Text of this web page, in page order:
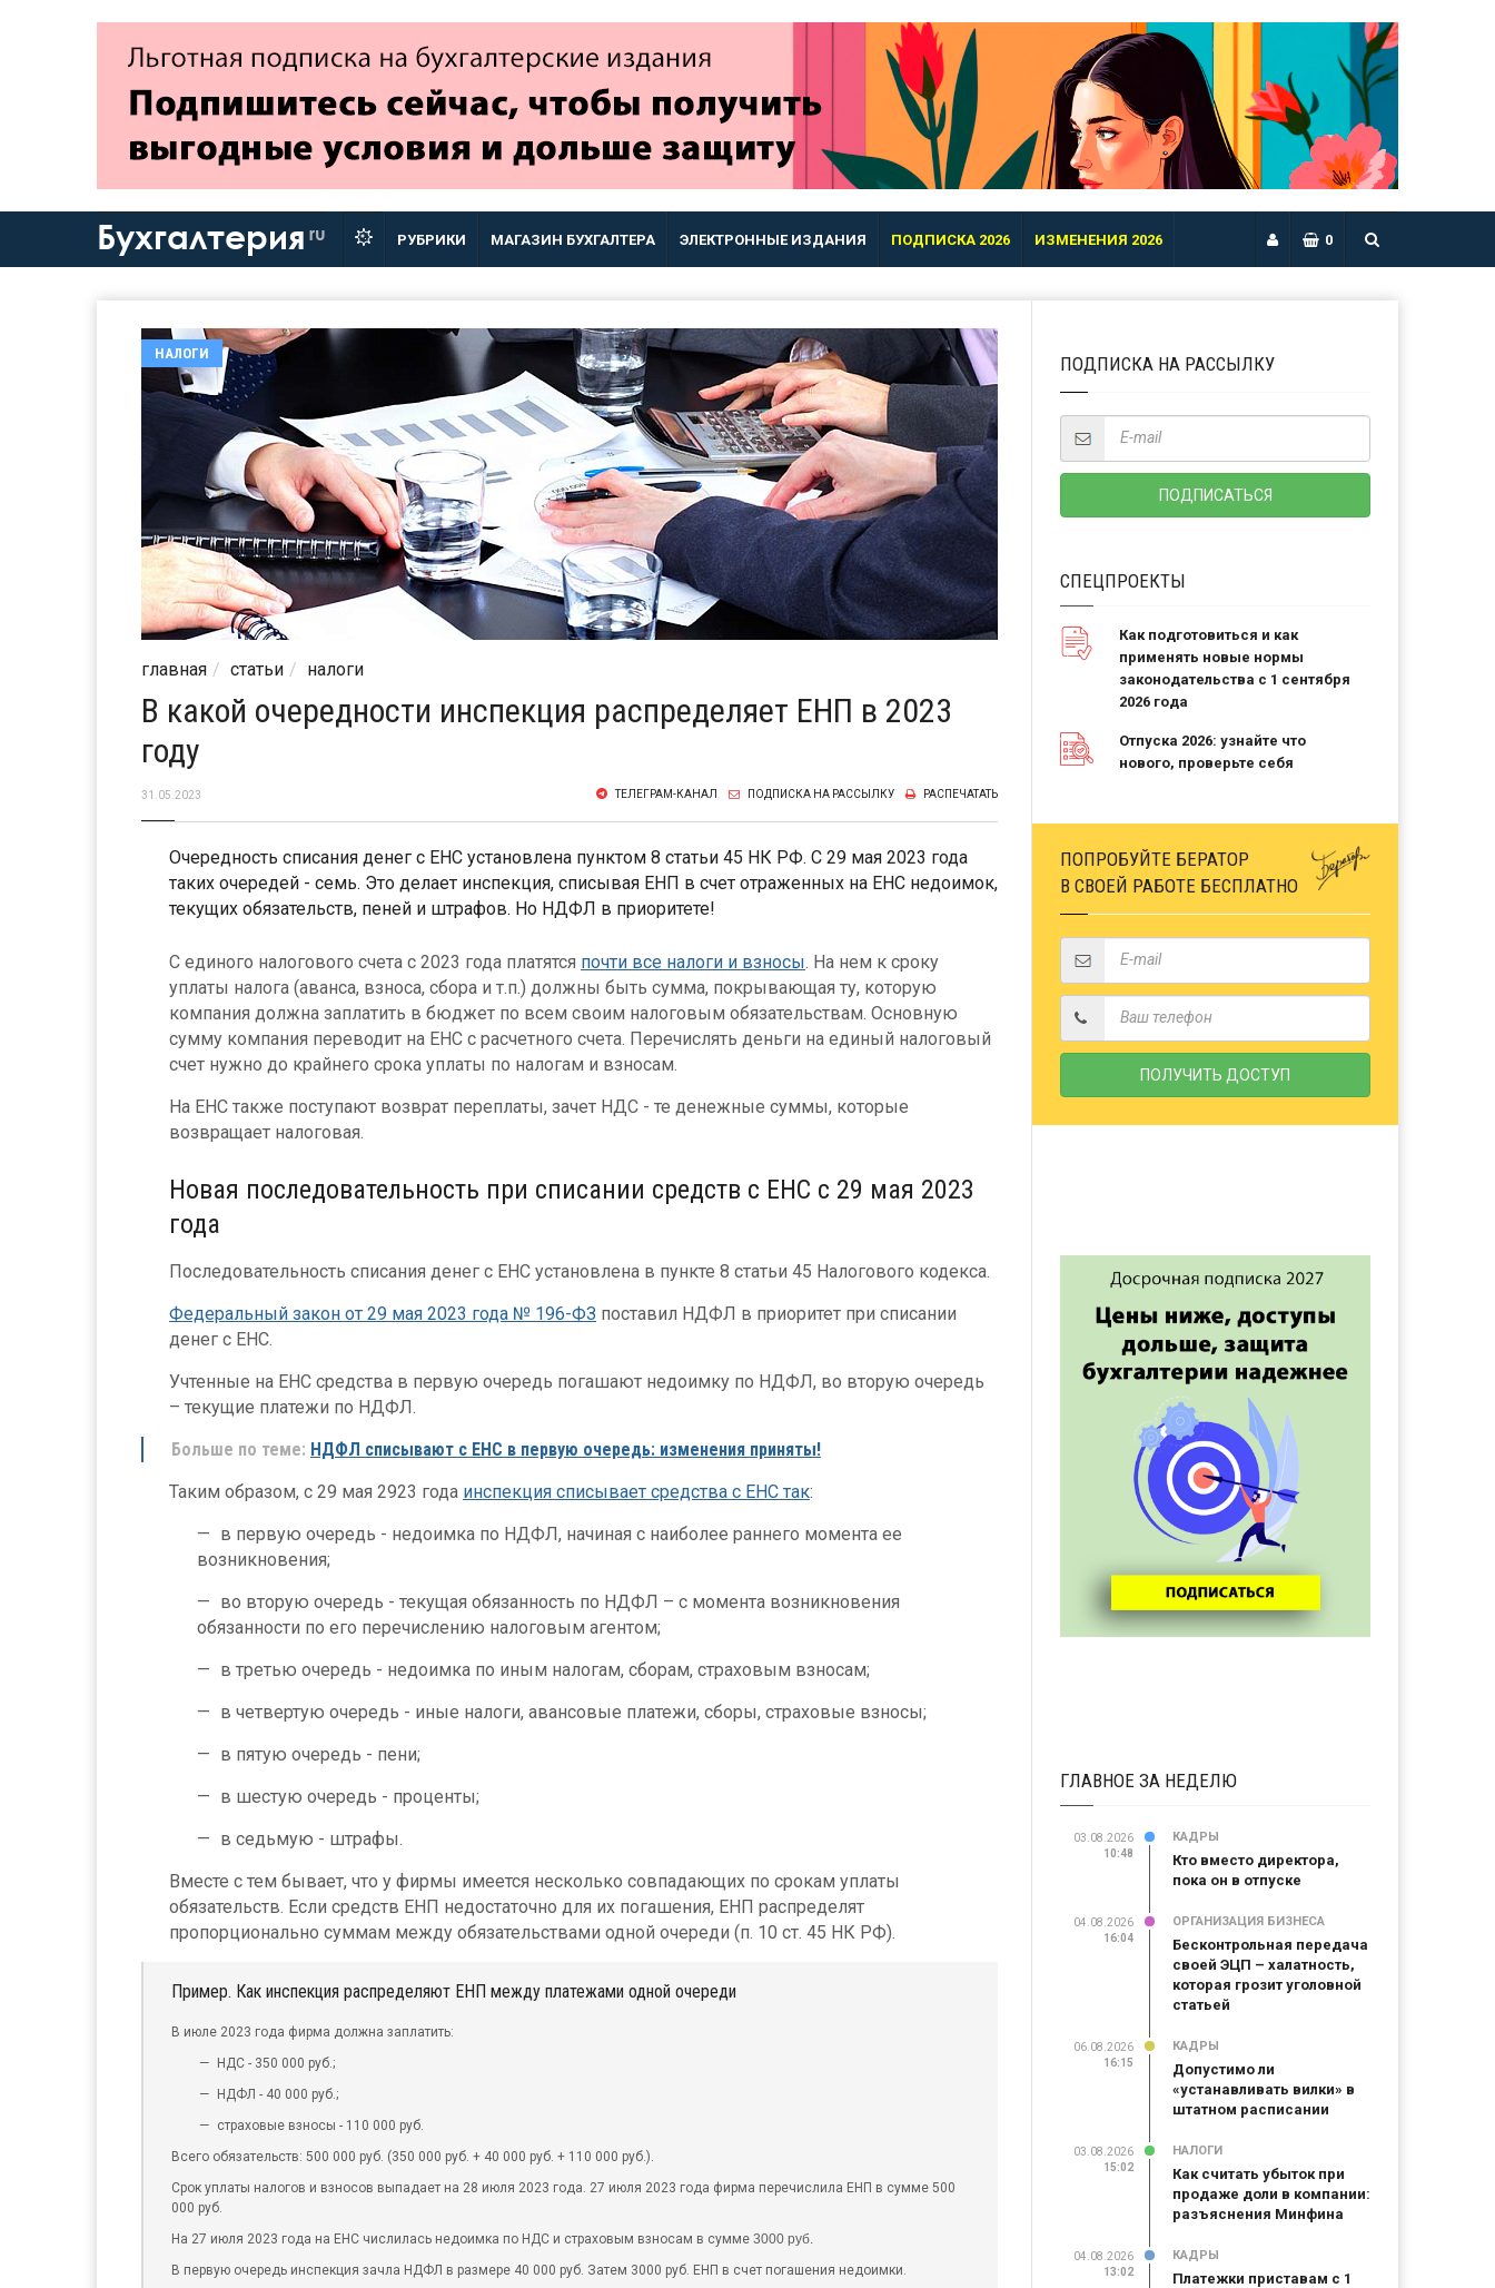
Бухгалтерия ru РУБРИКИ МАГАЗИН БУХГАЛТЕРА ЭЛЕКТРОННЫЕ ИЗДАНИЯ ПОДПИСКА 2026 ИЗМЕНЕНИЯ 2026 0
НАЛОГИ
главная статьи налоги
В какой очередности инспекция распределяет ЕНП в 2023
году
31.05.2023 РАСПЕЧАТАТЬ
ПОДПИСКА НА РАССЫЛКУ
ТЕЛЕГРАМ-КАНАЛ
Очередность списания денег с ЕНС установлена пунктом 8 статьи 45 НК РФ. С 29 мая 2023 года
таких очередей - семь. Это делает инспекция, списывая ЕНП в счет отраженных на ЕНС недоимок,
текущих обязательств, пеней и штрафов. Но НДФЛ в приоритете!
С единого налогового счета с 2023 года платятся почти все налоги и взносы. На нем к сроку
уплаты налога (аванса, взноса, сбора и т.п.) должны быть сумма, покрывающая ту, которую
компания должна заплатить в бюджет по всем своим налоговым обязательствам. Основную
сумму компания переводит на ЕНС с расчетного счета. Перечислять деньги на единый налоговый
счет нужно до крайнего срока уплаты по налогам и взносам.
На ЕНС также поступают возврат переплаты, зачет НДС - те денежные суммы, которые
возвращает налоговая.
Новая последовательность при списании средств с ЕНС с 29 мая 2023
года
Последовательность списания денег с ЕНС установлена в пункте 8 статьи 45 Налогового кодекса.
Федеральный закон от 29 мая 2023 года № 196-ФЗ поставил НДФЛ в приоритет при списании
денег с ЕНС.
Учтенные на ЕНС средства в первую очередь погашают недоимку по НДФЛ, во вторую очередь
– текущие платежи по НДФЛ.
Больше по теме: НДФЛ списывают с ЕНС в первую очередь: изменения приняты!
Таким образом, с 29 мая 2923 года инспекция списывает средства с ЕНС так:
в первую очередь - недоимка по НДФЛ, начиная с наиболее раннего момента ее
возникновения;
во вторую очередь - текущая обязанность по НДФЛ – с момента возникновения
обязанности по его перечислению налоговым агентом;
в третью очередь - недоимка по иным налогам, сборам, страховым взносам;
в четвертую очередь - иные налоги, авансовые платежи, сборы, страховые взносы;
в пятую очередь - пени;
в шестую очередь - проценты;
в седьмую - штрафы.
Вместе с тем бывает, что у фирмы имеется несколько совпадающих по срокам уплаты
обязательств. Если средств ЕНП недостаточно для их погашения, ЕНП распределят
пропорционально суммам между обязательствами одной очереди (п. 10 ст. 45 НК РФ).
Пример. Как инспекция распределяют ЕНП между платежами одной очереди
В июле 2023 года фирма должна заплатить:
НДС - 350 000 руб.;
НДФЛ - 40 000 руб.;
страховые взносы - 110 000 руб.
Всего обязательств: 500 000 руб. (350 000 руб. + 40 000 руб. + 110 000 руб.).
Срок уплаты налогов и взносов выпадает на 28 июля 2023 года. 27 июля 2023 года фирма перечислила ЕНП в сумме 500
000 руб.
На 27 июля 2023 года на ЕНС числилась недоимка по НДС и страховым взносам в сумме 3000 руб.
В первую очередь инспекция зачла НДФЛ в размере 40 000 руб. Затем 3000 руб. ЕНП в счет погашения недоимки.
ПОДПИСКА НА РАССЫЛКУ
СПЕЦПРОЕКТЫ
Как подготовиться и как
применять новые нормы
законодательства с 1 сентября
2026 года
Отпуска 2026: узнайте что
нового, проверьте себя
ПОПРОБУЙТЕ БЕРАТОР
В СВОЕЙ РАБОТЕ БЕСПЛАТНО
ГЛАВНОЕ ЗА НЕДЕЛЮ
03.08.2026
10:48
КАДРЫ
Кто вместо директора,
пока он в отпуске
04.08.2026
16:04
ОРГАНИЗАЦИЯ БИЗНЕСА
Бесконтрольная передача
своей ЭЦП – халатность,
которая грозит уголовной
статьей
06.08.2026
16:15
КАДРЫ
Допустимо ли
«устанавливать вилки» в
штатном расписании
03.08.2026
15:02
НАЛОГИ
Как считать убыток при
продаже доли в компании:
разъяснения Минфина
04.08.2026
13:02
КАДРЫ
Платежки приставам с 1